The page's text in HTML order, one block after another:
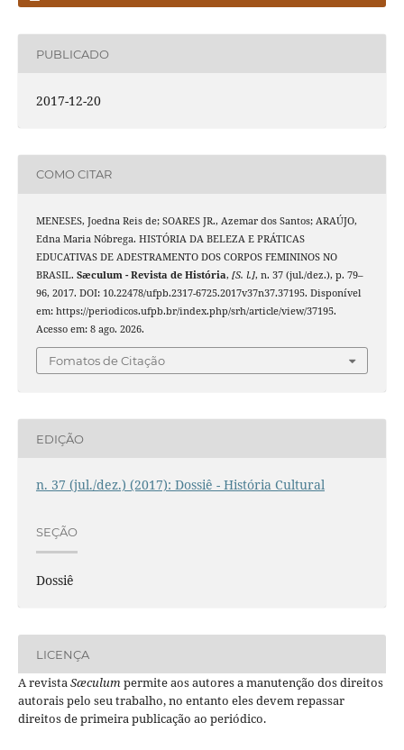
PUBLICADO
2017-12-20
COMO CITAR
MENESES, Joedna Reis de; SOARES JR., Azemar dos Santos; ARAÚJO,
Edna Maria Nóbrega. HISTÓRIA DA BELEZA E PRÁTICAS
EDUCATIVAS DE ADESTRAMENTO DOS CORPOS FEMININOS NO
BRASIL. Sæculum - Revista de História, [S. l.], n. 37 (jul./dez.), p. 79–
96, 2017. DOI: 10.22478/ufpb.2317-6725.2017v37n37.37195. Disponível
em: https://periodicos.ufpb.br/index.php/srh/article/view/37195.
Acesso em: 8 ago. 2026.
Fomatos de Citação
EDIÇÃO
n. 37 (jul./dez.) (2017): Dossiê - História Cultural
SEÇÃO
Dossiê
LICENÇA
A revistaSæculumpermite aos autores a manutenção dos direitos
autorais pelo seu trabalho, no entanto eles devem repassar
direitos de primeira publicação ao periódico.